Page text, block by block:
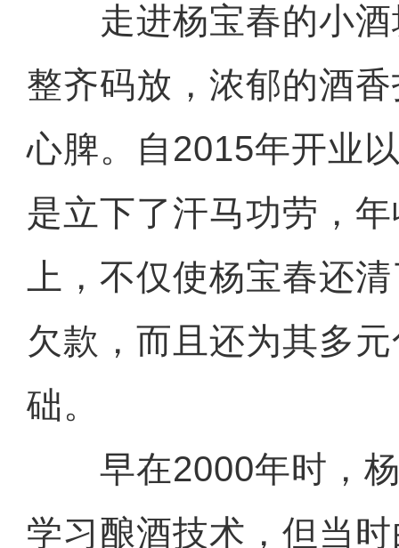
走进杨宝春的小酒
整齐码放，浓郁的酒
心脾。自2015年开业
是立下了汗马功劳，
上，不仅使杨宝春还
欠款，而且还为其多
础。
早在2000年时，杨
学习酿酒技术，但当